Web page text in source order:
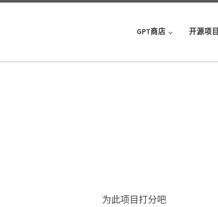
GPT商店 开源项目
为此项目打分吧